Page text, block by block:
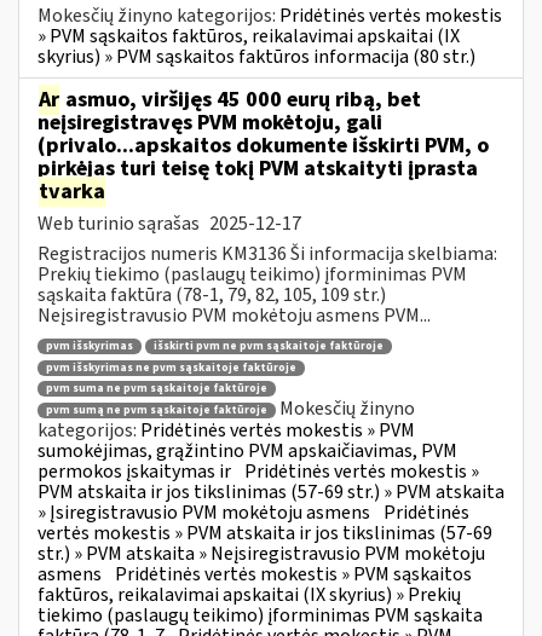
Mokesčių žinyno kategorijos: Pridėtinės vertės mokestis
» PVM sąskaitos faktūros, reikalavimai apskaitai (IX
skyrius) » PVM sąskaitos faktūros informacija (80 str.)
Ar asmuo, viršijęs 45 000 eurų ribą, bet
neįsiregistravęs PVM mokėtoju, gali
(privalo...apskaitos dokumente išskirti PVM, o
pirkėjas turi teisę tokį PVM atskaityti įprasta
tvarka
Web turinio sąrašas 2025-12-17
Registracijos numeris KM3136 Ši informacija skelbiama:
Prekių tiekimo (paslaugų teikimo) įforminimas PVM
sąskaita faktūra (78-1, 79, 82, 105, 109 str.)
Neįsiregistravusio PVM mokėtoju asmens PVM...
pvm išskyrimas
išskirti pvm ne pvm sąskaitoje faktūroje
pvm išskyrimas ne pvm sąskaitoje faktūroje
pvm suma ne pvm sąskaitoje faktūroje
pvm sumą ne pvm sąskaitoje faktūroje
Mokesčių žinyno
kategorijos: Pridėtinės vertės mokestis » PVM
sumokėjimas, grąžintino PVM apskaičiavimas, PVM
permokos įskaitymas ir Pridėtinės vertės mokestis »
PVM atskaita ir jos tikslinimas (57-69 str.) » PVM atskaita
» Įsiregistravusio PVM mokėtoju asmens Pridėtinės
vertės mokestis » PVM atskaita ir jos tikslinimas (57-69
str.) » PVM atskaita » Neįsiregistravusio PVM mokėtoju
asmens Pridėtinės vertės mokestis » PVM sąskaitos
faktūros, reikalavimai apskaitai (IX skyrius) » Prekių
tiekimo (paslaugų teikimo) įforminimas PVM sąskaita